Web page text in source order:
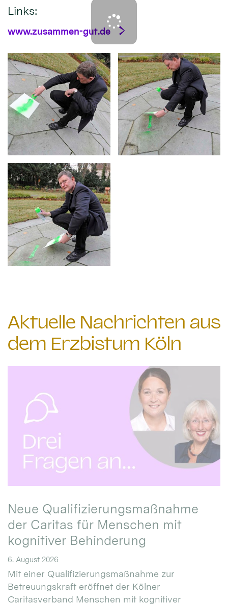
Links:
www.zusammen-gut.de
Aktuelle Nachrichten aus
dem Erzbistum Köln
Neue Qualifizierungsmaßnahme
der Caritas für Menschen mit
kognitiver Behinderung
6. August 2026
Mit einer Qualifizierungsmaßnahme zur
Betreuungskraft eröffnet der Kölner
Caritasverband Menschen mit kognitiver